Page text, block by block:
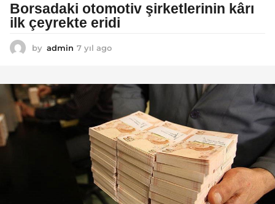
Borsadaki otomotiv şirketlerinin kârı
ilk çeyrekte eridi
by admin 7 yıl ago
l
a
o